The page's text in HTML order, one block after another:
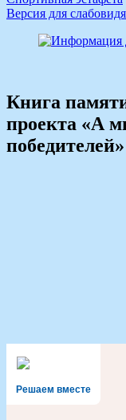
Версия для
Книга
проекта «А
победителей»
Решаем вместе